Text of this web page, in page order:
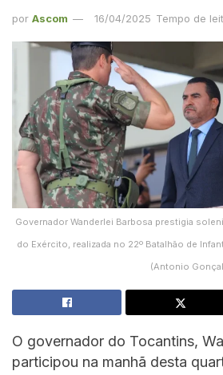
por Ascom 16/04/2025 Tempo de
Governador Wanderlei Barbosa prestigia
do Exército, realizada no 22º Batalhão de
(Antonio
O governador do Tocantins,
participou na manhã desta